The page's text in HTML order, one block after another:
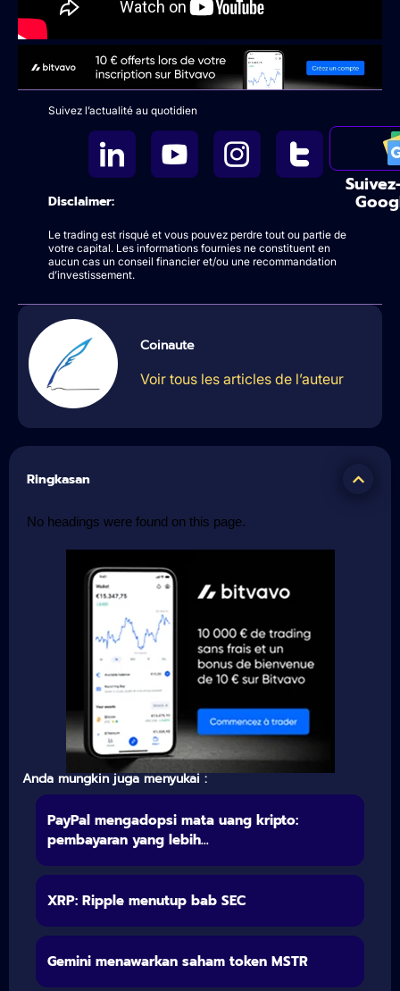
Suivez l’actualité au quotidien
Disclaimer:
Le trading est risqué et vous pouvez perdre tout ou partie de
votre capital. Les informations fournies ne constituent en
aucun cas un conseil financier et/ou une recommandation
d’investissement.
Coinaute
Voir tous les articles de l’auteur
Ringkasan
No headings were found on this page.
Anda mungkin juga menyukai :
PayPal mengadopsi mata uang kripto:
pembayaran yang lebih...
XRP: Ripple menutup bab SEC
Gemini menawarkan saham token MSTR